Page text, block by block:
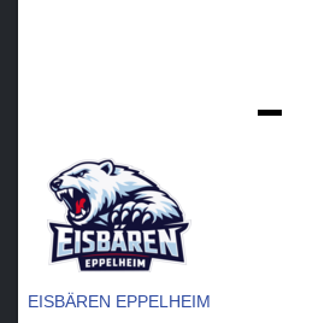
-
EISBÄREN EPPELHEIM